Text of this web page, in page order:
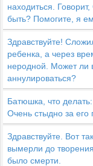
находиться.
быть? Помогите, я
Здравствуйте!
ребенка, а через
неродной. Может ли
аннулироваться?
Батюшка, что
Очень стыдно за его
Здравствуйте. Вот
вымерли до
было смерти.